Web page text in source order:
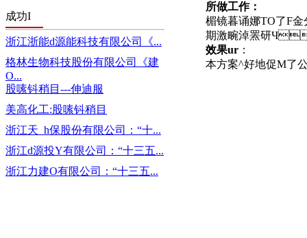
成功I
浙江浙能d源能科技有限公司《...
格林生物科技股份有限公司《建
O...
股嗉钭稍目---伸迪服
美高化工:股嗉钭稍目
浙江天_h保股份有限公司：“十...
浙江d源投Y有限公司：“十三五...
浙江力建O有限公司：“十三五...
所做工作：
楣镜暮诵娜TO了F金
期激畹淖罴研Ч
效果ur ：
本方案^好地促M了